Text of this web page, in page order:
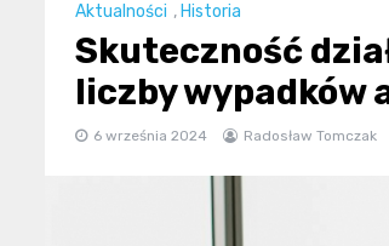
Aktualności , Historia
Skuteczność
liczby wypadków
6 września 2024 Radosław Tomczak